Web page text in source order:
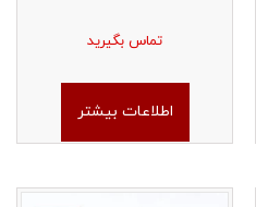
تماس بگیرید
اطلاعات بیشتر